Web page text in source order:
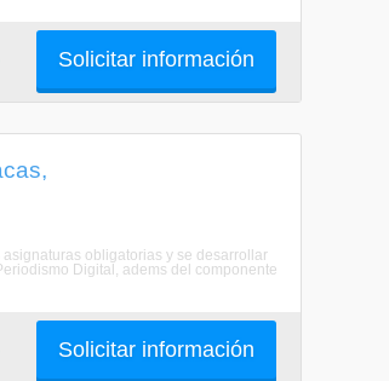
Solicitar información
obligatorias y se desarrollar
Digital, adems del componente
Solicitar información